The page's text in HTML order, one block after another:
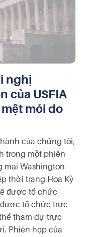
nghị
của USFIA
mỏi do
của chúng tôi,
trong một phiên
mại Washington
thời trang Hoa Kỳ
được tổ chức
tổ chức trực
tham dự trực
Phiên họp của